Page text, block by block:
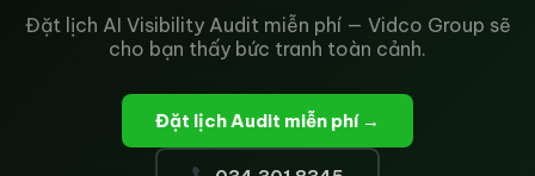
Đặt lịch AI Visibility Audit miễn phí — Vidco Group sẽ
cho bạn thấy bức tranh toàn cảnh.
Đặt lịch Audit miễn phí →